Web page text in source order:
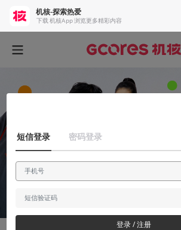
机核-探索热爱
下载 机核App 浏览更多精彩内容
短信登录 密码登录
登录 / 注册